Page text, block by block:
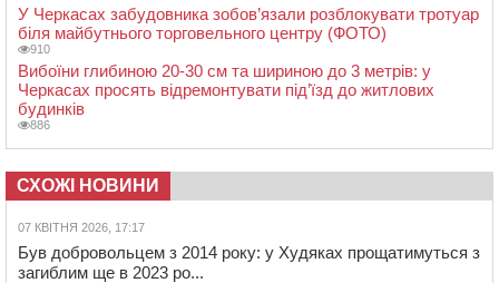
У Черкасах забудовника зобов’язали розблокувати тротуар
біля майбутнього торговельного центру (ФОТО)
910
Вибоїни глибиною 20-30 см та шириною до 3 метрів: у
Черкасах просять відремонтувати під’їзд до житлових
будинків
886
СХОЖІ НОВИНИ
07 КВІТНЯ 2026, 17:17
Був добровольцем з 2014 року: у Худяках прощатимуться з
загиблим ще в 2023 ро...